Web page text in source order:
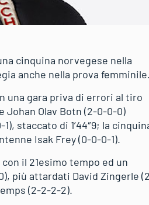
cinquina norvegese nella
anche nella prova femminile.
una gara priva di errori al tiro
Johan Olav Botn (2-0-0-0)
staccato di 1’44″9; la
Isak Frey (0-0-0-1).
il 21esimo tempo ed un
più attardati David Zingerle
(2-2-2-2).